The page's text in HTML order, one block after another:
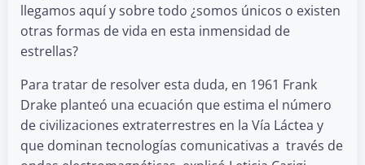
llegamos aquí y sobre todo ¿somos únicos o existen
otras formas de vida en esta inmensidad de
estrellas?
Para tratar de resolver esta duda, en 1961 Frank
Drake planteó una ecuación que estima el número
de civilizaciones extraterrestres en la Vía Láctea y
que dominan tecnologías comunicativas a través de